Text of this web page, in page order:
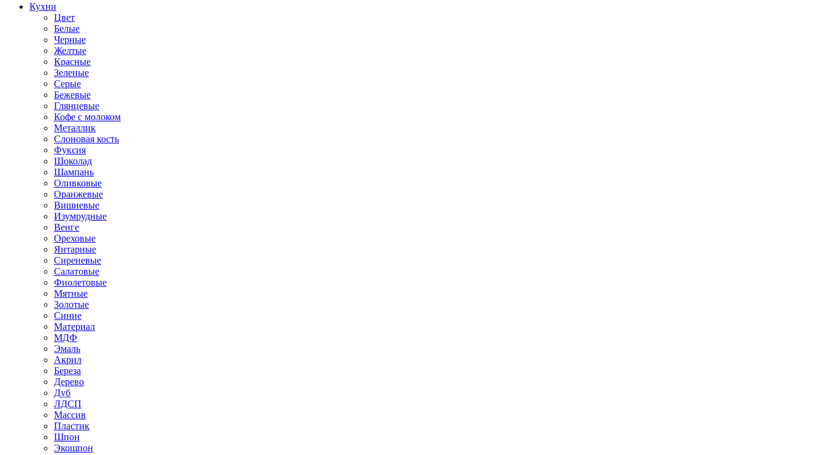
Кухни
Цвет
Белые
Черные
Желтые
Красные
Зеленые
Серые
Бежевые
Глянцевые
Кофе с молоком
Металлик
Слоновая кость
Фуксия
Шоколад
Шампань
Оливковые
Оранжевые
Вишневые
Изумрудные
Венге
Ореховые
Янтарные
Сиреневые
Салатовые
Фиолетовые
Мятные
Золотые
Синие
Материал
МДФ
Эмаль
Акрил
Береза
Дерево
Дуб
ЛДСП
Массив
Пластик
Шпон
Экошпон